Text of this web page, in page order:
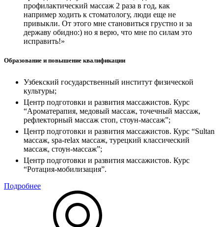
профилактический массаж 2 раза в год, как
например ходить к стоматологу, люди еще не
привыкли. От этого мне становиться грустно и за
державу обидно:) но я верю, что мне по силам это
исправить!»
Образование и повышение квалификации
Узбекский государственный институт физической
культуры;
Центр подготовки и развития массажистов. Курс
“Ароматерапия, медовый массаж, точечный массаж,
рефлекторный массаж стоп, стоун-массаж”;
Центр подготовки и развития массажистов. Курс “Sultan
массаж, spa-relax массаж, турецкий классический
массаж, стоун-массаж”;
Центр подготовки и развития массажистов. Курс
“Ротация-мобилизация”.
Подробнее